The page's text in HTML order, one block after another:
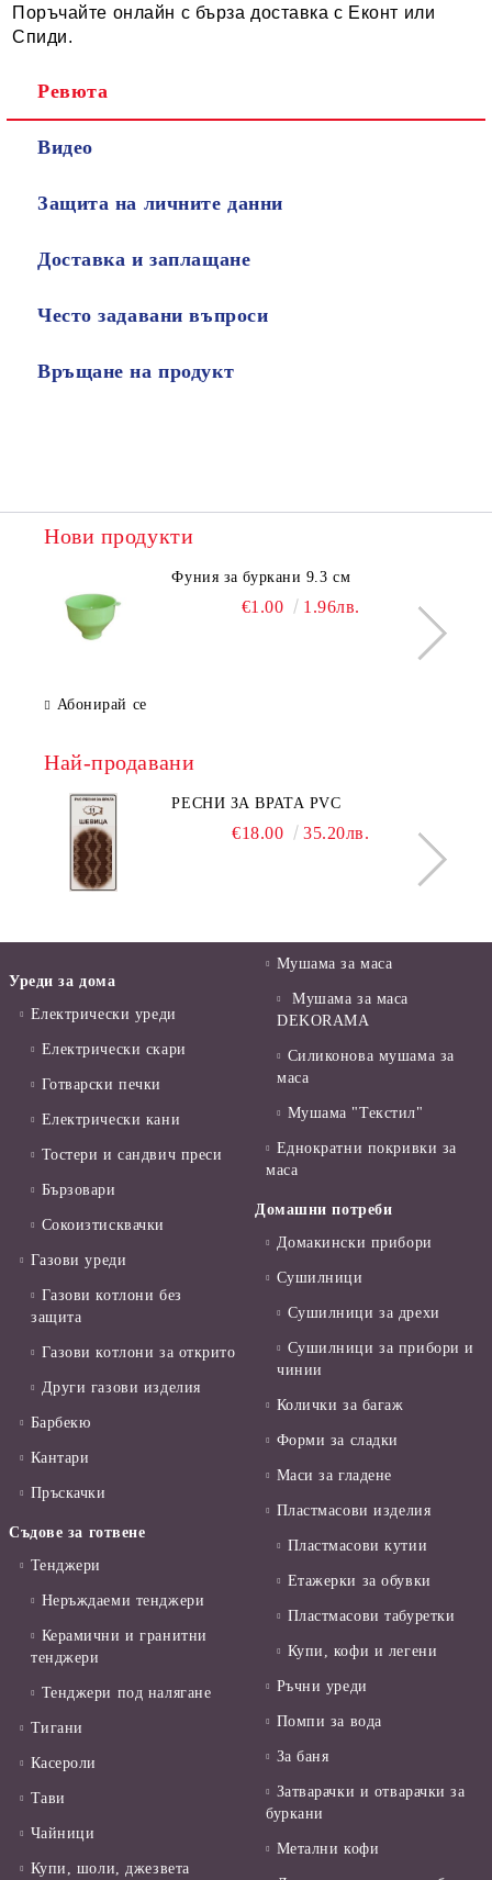
Поръчайте онлайн с бърза доставка с Еконт или
Спиди.
Ревюта
Видео
Защита на личните данни
Доставка и заплащане
Често задавани въпроси
Връщане на продукт
Нови продукти
Фуния за буркани 9.3 см
€1.00 1.96лв.
Абонирай се
Най-продавани
РЕСНИ ЗА ВРАТА PVC
€18.00 35.20лв.
Уреди за дома
Електрически уреди
Електрически скари
Готварски печки
Електрически кани
Тостери и сандвич преси
Бързовари
Сокоизтисквачки
Газови уреди
Газови котлони без
защита
Газови котлони за открито
Други газови изделия
Барбекю
Кантари
Пръскачки
Съдове за готвене
Тенджери
Неръждаеми тенджери
Керамични и гранитни
тенджери
Тенджери под налягане
Тигани
Касероли
Тави
Чайници
Купи, шоли, джезвета
Мушама за маса
Мушама за маса
DEKORAMA
Силиконова мушама за
маса
Мушама "Текстил"
Еднократни покривки за
маса
Домашни потреби
Домакински прибори
Сушилници
Сушилници за дрехи
Сушилници за прибори и
чинии
Колички за багаж
Форми за сладки
Маси за гладене
Пластмасови изделия
Пластмасови кутии
Етажерки за обувки
Пластмасови табуретки
Купи, кофи и легени
Ръчни уреди
Помпи за вода
За баня
Затварачки и отварачки за
буркани
Метални кофи